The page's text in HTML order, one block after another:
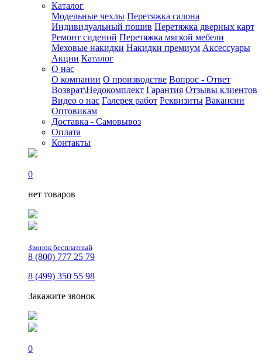
Каталог
Модельные чехлы Перетяжка салона
Индивидуальный пошив Перетяжка дверных карт
Ремонт сидений Перетяжка мягкой мебели
Меховые накидки Накидки премиум Аксессуары
Акции Каталог
О нас
О компании О производстве Вопрос - Ответ
Возврат\Недокомплект Гарантия Отзывы клиентов
Видео о нас Галерея работ Реквизиты Вакансии
Оптовикам
Доставка - Самовывоз
Оплата
Контакты
0
нет товаров
Звонок бесплатный
8 (800) 777 25 79
8 (499) 350 55 98
Закажите звонок
0